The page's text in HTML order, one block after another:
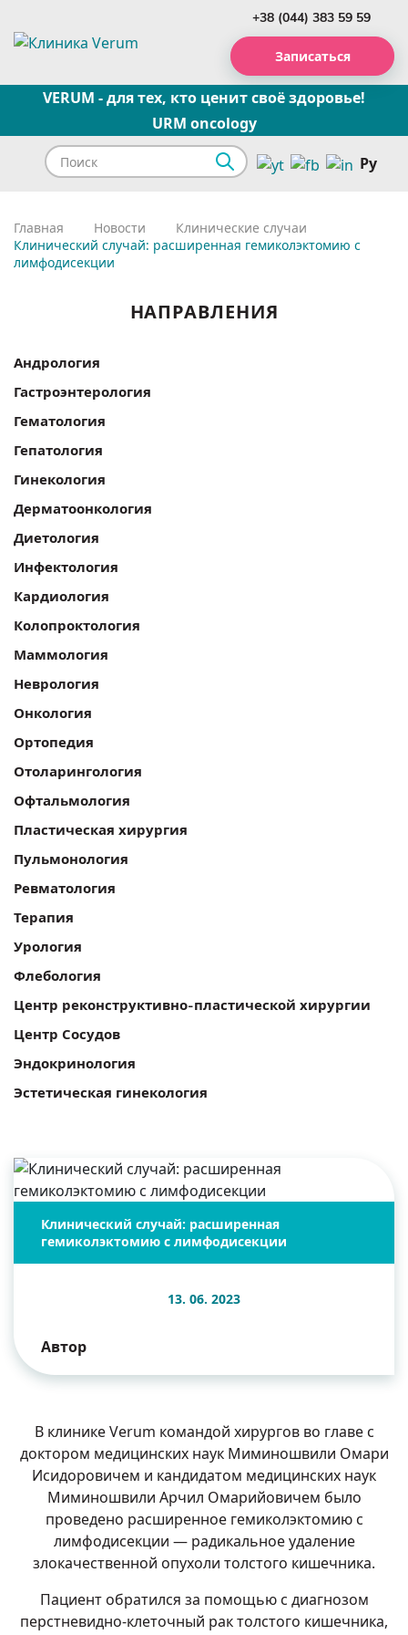
+38 (044) 383 59 59
Записаться
VERUM - для тех, кто ценит своё здоровье!
URM oncology
Ру
Главная Новости
Клинические случаи
Клинический случай: расширенная гемиколэктомию с
лимфодисекции
НАПРАВЛЕНИЯ
Андрология
Гастроэнтерология
Гематология
Гепатология
Гинекология
Дерматоонкология
Диетология
Инфектология
Кардиология
Колопроктология
Маммология
Неврология
Онкология
Ортопедия
Отоларингология
Офтальмология
Пластическая хирургия
Пульмонология
Ревматология
Терапия
Урология
Флебология
Центр реконструктивно-пластической хирургии
Центр Сосудов
Эндокринология
Эстетическая гинекология
Клинический случай: расширенная
гемиколэктомию с лимфодисекции
13. 06. 2023
Автор
В клинике Verum командой хирургов во главе с
доктором медицинских наук Миминошвили Омари
Исидоровичем и кандидатом медицинских наук
Миминошвили Арчил Омарийовичем было
проведено расширенное гемиколэктомию с
лимфодисекции — радикальное удаление
злокачественной опухоли толстого кишечника.
Пациент обратился за помощью с диагнозом
перстневидно-клеточный рак толстого кишечника,